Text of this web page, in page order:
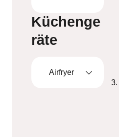
Küchenge
räte
Airfryer